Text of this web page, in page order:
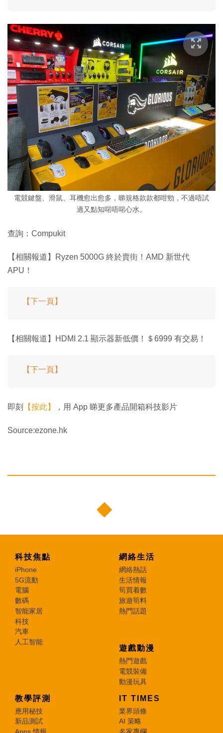
電競鍵盤、滑鼠、耳機愈出愈多，睇規格款款都咁勁，不過唔試
過又點知啱唔啱心水。
查詢：Compukit
【相關報道】Ryzen 5000G 終於賣街！AMD 新世代
APU！
【下一頁】
【相關報道】HDMI 2.1 顯示器新低價！＄6999 有交易！
【下一頁】
即刻 【按此】 ，用 App 睇更多產品開箱科技影片
Source:ezone.hk
科技焦點
iPhone
5G流動
電腦
數碼
智能家居
科技
汽車
人工智能
網絡生活
網絡熱話
生活情報
筍買着數
旅遊筍料
熱門話題
遊戲動漫
熱門遊戲
電競裝備
動漫玩具
教學評測
應用秘技
新品測試
IT TIMES
業界頭條
AI 策略